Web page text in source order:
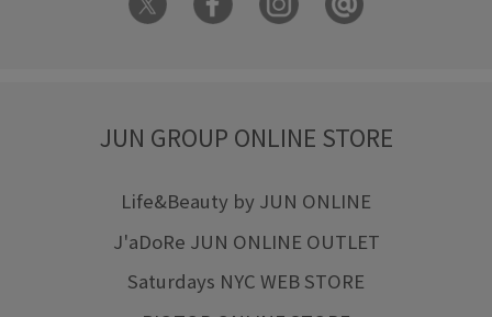
JUN GROUP ONLINE STORE
Life&Beauty by JUN ONLINE
J'aDoRe JUN ONLINE OUTLET
Saturdays NYC WEB STORE